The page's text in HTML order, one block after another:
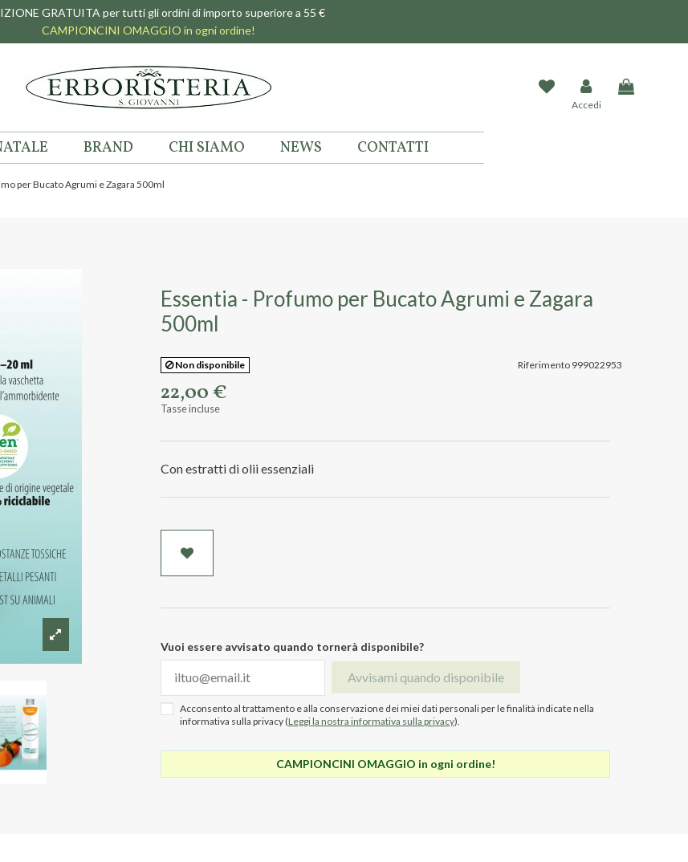
GRATUITA per tutti gli ordini di importo superiore a 55 €
CAMPIONCINI OMAGGIO in ogni ordine!
Accedi
BRAND CHI SIAMO NEWS CONTATTI
per Bucato Agrumi e Zagara 500ml
Essentia - Profumo per Bucato Agrumi e Zagara
500ml
Riferimento 999022953
Non disponibile
22,00 €
Tasse incluse
Con estratti di olii essenziali
Vuoi essere avvisato quando tornerà disponibile?
Avvisami quando disponibile
Acconsento al trattamento e alla conservazione dei miei dati personali per le finalità indicate nella
informativa sulla privacy (Leggi la nostra informativa sulla privacy).
CAMPIONCINI OMAGGIO in ogni ordine!